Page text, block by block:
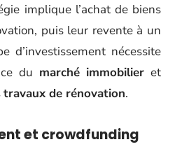
implique l’achat de biens
puis leur revente à un
d’investissement nécessite
du marché immobilier et
travaux de rénovation.
et crowdfunding